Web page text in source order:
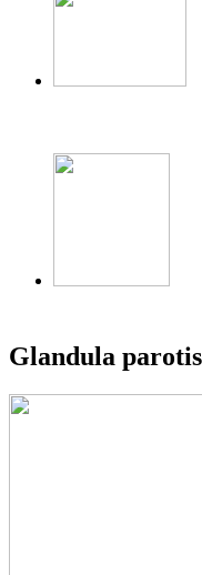
Glandula parotis